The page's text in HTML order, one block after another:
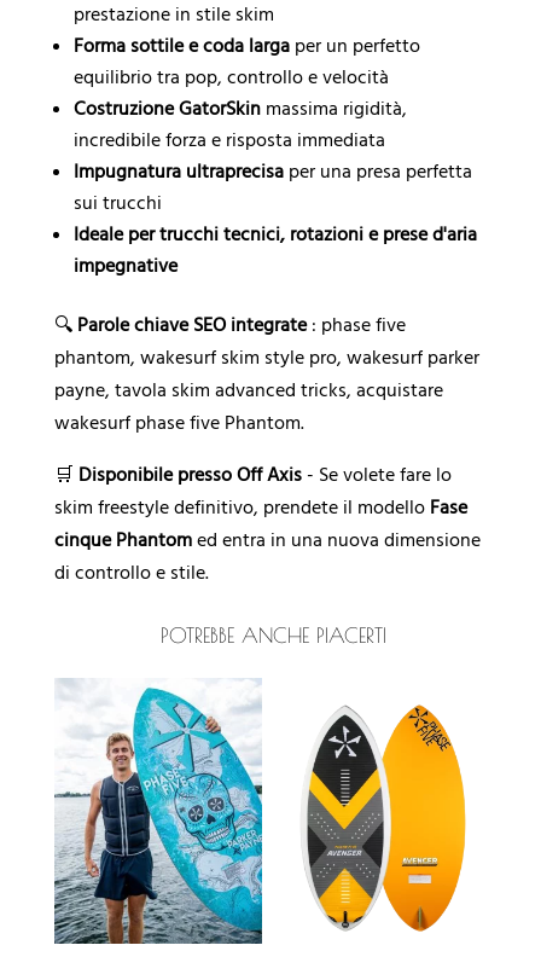
prestazione in stile skim
Forma sottile e coda largaper un perfetto
equilibrio tra pop, controllo e velocità
Costruzione GatorSkinmassima rigidità,
incredibile forza e risposta immediata
Impugnatura ultraprecisaper una presa perfetta
sui trucchi
Ideale per trucchi tecnici, rotazioni e prese d'aria
impegnative
🔍 Parole chiave SEO integrate: phase five
phantom, wakesurf skim style pro, wakesurf parker
payne, tavola skim advanced tricks, acquistare
wakesurf phase five Phantom.
🛒 Disponibile presso Off Axis- Se volete fare lo
skim freestyle definitivo, prendete il modello Fase
cinque Phantomed entra in una nuova dimensione
di controllo e stile.
POTREBBE ANCHE PIACERTI